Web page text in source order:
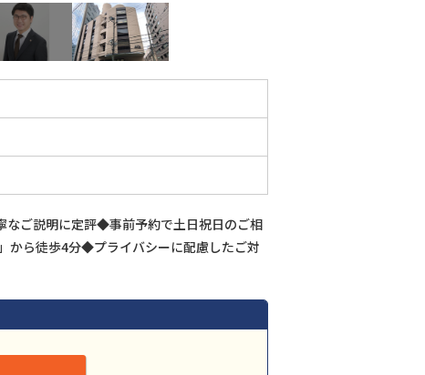
ご説明に定評◆事前予約で土日祝日のご相
から徒歩4分◆プライバシーに配慮したご対